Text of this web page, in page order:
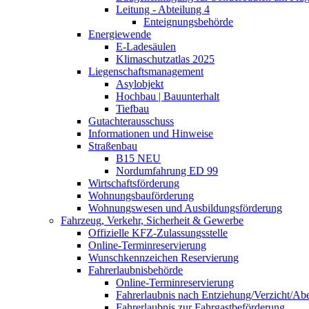
Leitung - Abteilung 4
Enteignungsbehörde
Energiewende
E-Ladesäulen
Klimaschutzatlas 2025
Liegenschaftsmanagement
Asylobjekt
Hochbau | Bauunterhalt
Tiefbau
Gutachterausschuss
Informationen und Hinweise
Straßenbau
B15 NEU
Nordumfahrung ED 99
Wirtschaftsförderung
Wohnungsbauförderung
Wohnungswesen und Ausbildungsförderung
Fahrzeug, Verkehr, Sicherheit & Gewerbe
Offizielle KFZ-Zulassungsstelle
Online-Terminreservierung
Wunschkennzeichen Reservierung
Fahrerlaubnisbehörde
Online-Terminreservierung
Fahrerlaubnis nach Entziehung/Verzicht/